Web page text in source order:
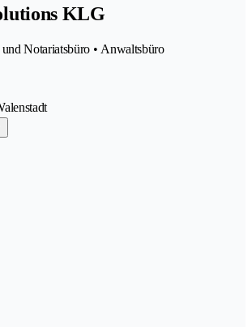
KLG
Notariatsbüro • Anwaltsbüro